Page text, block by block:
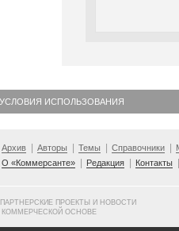
УСЛОВИЯ ИСПОЛЬЗОВАНИЯ
Архив Авторы Темы Справочники
О «Коммерсанте»
Редакция Контакты
ПРОЕКТЫ И НОВОСТИ
КОММЕРЧЕСКОЙ ОСНОВЕ